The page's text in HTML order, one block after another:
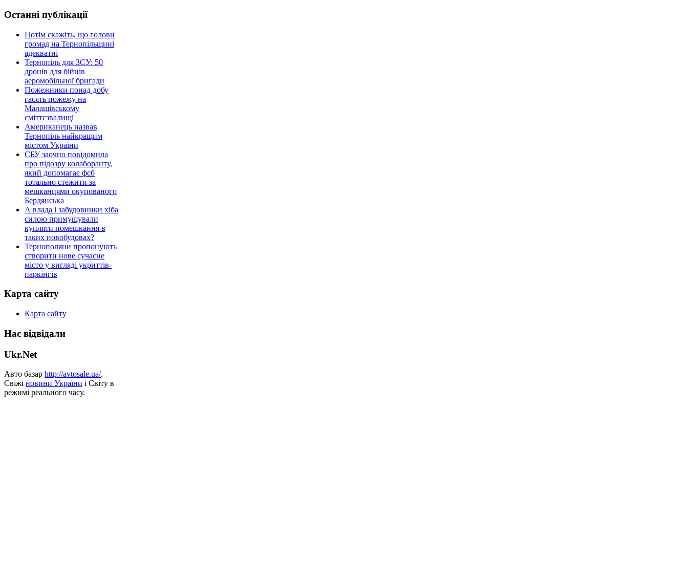
Останні публікації
Потім скажіть, що голови
громад на Тернопільщині
адекватні
Тернопіль для ЗСУ: 50
дронів для бійців
аеромобільної бригади
Пожежники понад добу
гасять пожежу на
Малашівському
сміттєзвалищі
Американець назвав
Тернопіль найкращим
містом України
СБУ заочно повідомила
про підозру колаборанту,
який допомагає фсб
тотально стежити за
мешканцями окупованого
Бердянська
А влада і забудовники хіба
силою примушували
купляти помешкання в
таких новобудовах?
Тернополяни пропонують
створити нове сучасне
місто у вигляді укриттів-
паркінгів
Карта сайту
Карта сайту
Нас відвідали
Ukr.Net
Авто базар http://avtosale.ua/.
Свіжі новини України і Світу в
режимі реального часу.